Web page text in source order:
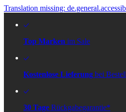
Translation missing:
Top Marken im Sale
Kostenlose Lieferung bei
30 Tage Rückgabegarantie*